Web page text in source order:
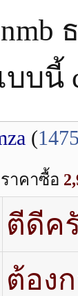
บนี้
(
าคาซื้อ
ตีดีค
ต้อง